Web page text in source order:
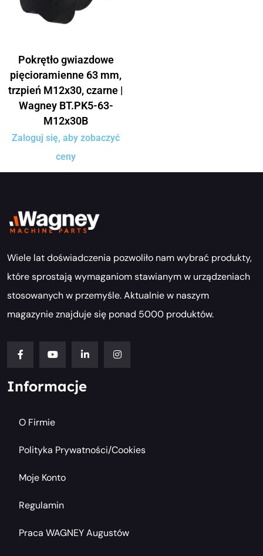
Pokrętło gwiazdowe
pięcioramienne 63 mm,
trzpień M12x30, czarne |
Wagney BT.PK5-63-
M12x30B
Zaloguj się, aby zobaczyć
ceny
Wiele lat doświadczenia pozwoliło nam wybrać produkty,
które sprostają wymaganiom stawianym w urządzeniach
stosowanych w przemyśle. Aktualnie w naszym
magazynie znajduje się ponad 5000 produktów.
Informacje
O Firmie
Polityka Prywatności/cookies
Moje Konto
Regulamin
Praca WAGNEY Augustów